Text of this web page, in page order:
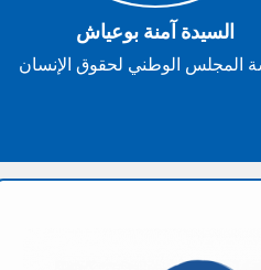
السيدة آمنة بوعياش
المجلس الوطني لحقوق الإنسان